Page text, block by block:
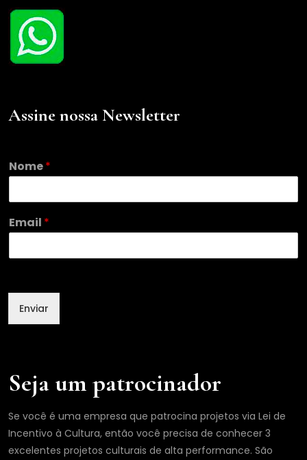
Assine nossa Newsletter
E
m
i
N
m
m
i
Nome*
Email *
Enviar
Seja um patrocinador
Se você é uma empresa que patrocina projetos via Lei de
Incentivo à Cultura, então você precisa de conhecer 3
excelentes projetos culturais de alta performance. São